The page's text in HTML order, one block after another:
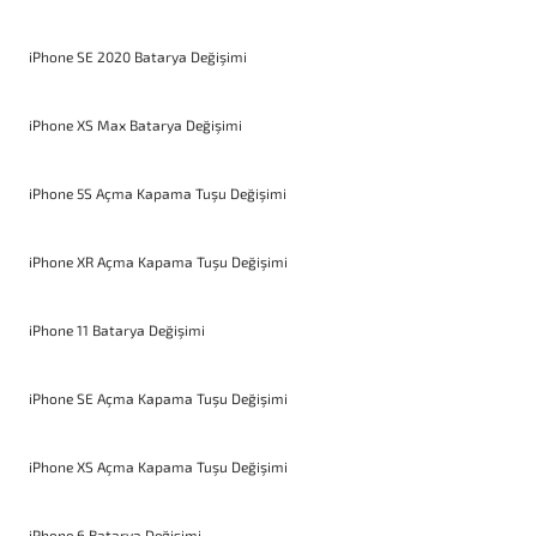
iPhone SE 2020 Batarya Değişimi
iPhone XS Max Batarya Değişimi
iPhone 5S Açma Kapama Tuşu Değişimi
iPhone XR Açma Kapama Tuşu Değişimi
iPhone 11 Batarya Değişimi
iPhone SE Açma Kapama Tuşu Değişimi
iPhone XS Açma Kapama Tuşu Değişimi